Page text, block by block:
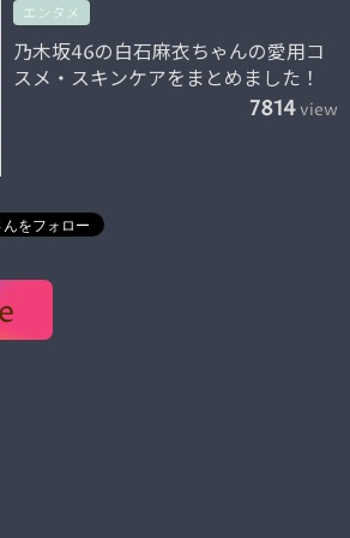
エンタメ
乃木坂46の白石麻衣ちゃんの愛用コ
スメ・スキンケアをまとめました！
7814view